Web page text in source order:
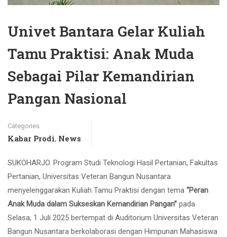
Univet Bantara Gelar Kuliah
Tamu Praktisi: Anak Muda
Sebagai Pilar Kemandirian
Pangan Nasional
Categories
Kabar Prodi, News
SUKOHARJO. Program Studi Teknologi Hasil Pertanian, Fakultas
Pertanian, Universitas Veteran Bangun Nusantara
menyelenggarakan Kuliah Tamu Praktisi dengan tema “Peran
Anak Muda dalam Sukseskan Kemandirian Pangan” pada
Selasa, 1 Juli 2025 bertempat di Auditorium Universitas Veteran
Bangun Nusantara berkolaborasi dengan Himpunan Mahasiswa